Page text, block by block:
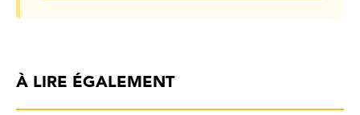
À LIRE ÉGALEMENT